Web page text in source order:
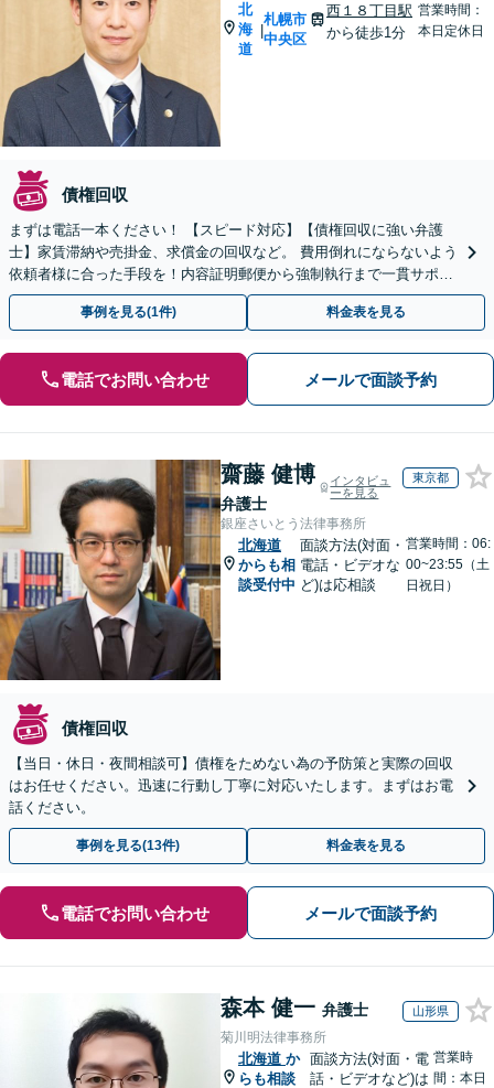
北
海
道
|
札幌市
中央区
西１８丁目駅
から徒歩1分
営業時間：
本日定休日
債権回収
まずは電話一本ください！ 【スピード対応】【債権回収に強い弁護
士】家賃滞納や売掛金、求償金の回収など。 費用倒れにならないよう
依頼者様に合った手段を！内容証明郵便から強制執行まで一貫サポー
ト 【保険会社様からの求償金回収依頼の解決実績あり】
事例を見る(1件) 料金表を見る
電話でお問い合わせ メールで面談予約
齋藤 健博
弁護士
インタビュ
ーを見る
東京都
銀座さいとう法律事務所
北海道
からも相
談受付中
面談方法(対面・
電話・ビデオな
ど)は応相談
営業時間：06:
00~23:55（土
日祝日）
債権回収
【当日・休日・夜間相談可】債権をためない為の予防策と実際の回収
はお任せください。迅速に行動し丁寧に対応いたします。まずはお電
話ください。
事例を見る(13件) 料金表を見る
電話でお問い合わせ メールで面談予約
森本 健一 弁護士 山形県
菊川明法律事務所
北海道 か
らも相談
面談方法(対面・電
話・ビデオなど)は
営業時
間：本日